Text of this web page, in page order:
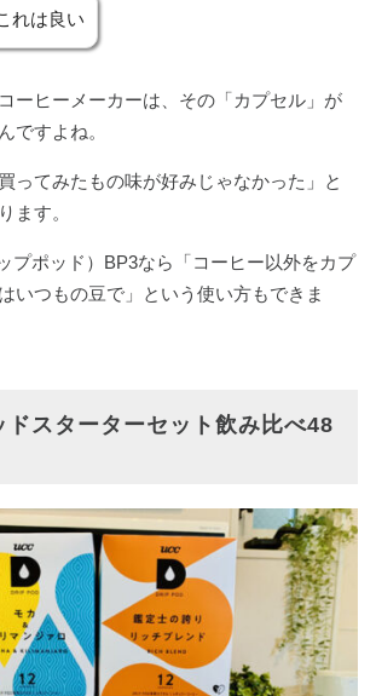
れは良い
ーヒーメーカーは、その「カプセル」が
ですよね。
ってみたもの味が好みじゃなかった」と
ます。
プポッド）BP3なら「コーヒー以外をカプ
いつもの豆で」という使い方もできま
ドスターターセット飲み比べ48